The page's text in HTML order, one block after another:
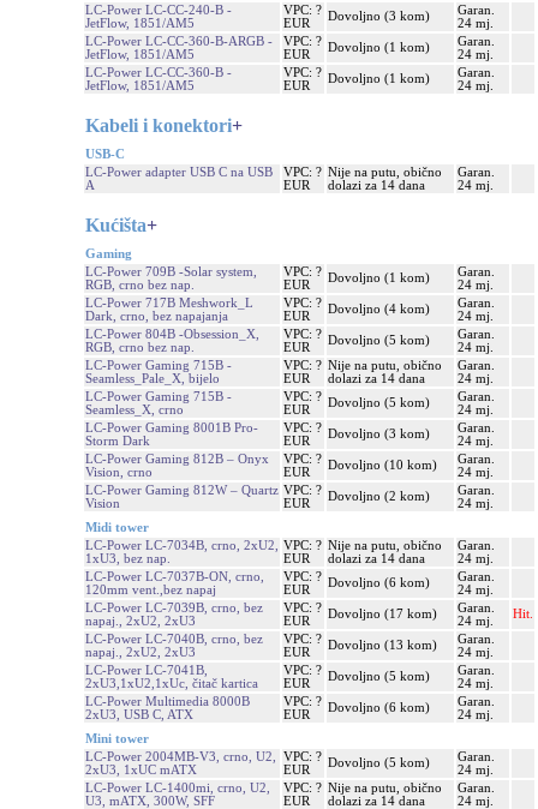
LC-Power LC-CC-240-B -
JetFlow, 1851/AM5
VPC: ?
EUR
Dovoljno (3 kom)
Garan.
24 mj.
LC-Power LC-CC-360-B-ARGB -
JetFlow, 1851/AM5
VPC: ?
EUR
Dovoljno (1 kom)
Garan.
24 mj.
LC-Power LC-CC-360-B -
JetFlow, 1851/AM5
VPC: ?
EUR
Dovoljno (1 kom)
Garan.
24 mj.
Kabeli i konektori+
USB-C
LC-Power adapter USB C na USB
A
VPC: ?
EUR
Nije na putu, obično
dolazi za 14 dana
Garan.
24 mj.
Kućišta+
Gaming
LC-Power 709B -Solar system,
RGB, crno bez nap.
VPC: ?
EUR
Dovoljno (1 kom)
Garan.
24 mj.
LC-Power 717B Meshwork_L
Dark, crno, bez napajanja
VPC: ?
EUR
Dovoljno (4 kom)
Garan.
24 mj.
LC-Power 804B -Obsession_X,
RGB, crno bez nap.
VPC: ?
EUR
Dovoljno (5 kom)
Garan.
24 mj.
LC-Power Gaming 715B -
Seamless_Pale_X, bijelo
VPC: ?
EUR
Nije na putu, obično
dolazi za 14 dana
Garan.
24 mj.
LC-Power Gaming 715B -
Seamless_X, crno
VPC: ?
EUR
Dovoljno (5 kom)
Garan.
24 mj.
LC-Power Gaming 8001B Pro-
Storm Dark
VPC: ?
EUR
Dovoljno (3 kom)
Garan.
24 mj.
LC-Power Gaming 812B – Onyx
Vision, crno
VPC: ?
EUR
Dovoljno (10 kom)
Garan.
24 mj.
LC-Power Gaming 812W – Quartz
Vision
VPC: ?
EUR
Dovoljno (2 kom)
Garan.
24 mj.
Midi tower
LC-Power LC-7034B, crno, 2xU2,
1xU3, bez nap.
VPC: ?
EUR
Nije na putu, obično
dolazi za 14 dana
Garan.
24 mj.
LC-Power LC-7037B-ON, crno,
120mm vent.,bez napaj
VPC: ?
EUR
Dovoljno (6 kom)
Garan.
24 mj.
LC-Power LC-7039B, crno, bez
napaj., 2xU2, 2xU3
VPC: ?
EUR
Dovoljno (17 kom)
Garan.
24 mj.
Hit.
LC-Power LC-7040B, crno, bez
napaj., 2xU2, 2xU3
VPC: ?
EUR
Dovoljno (13 kom)
Garan.
24 mj.
LC-Power LC-7041B,
2xU3,1xU2,1xUc, čitač kartica
VPC: ?
EUR
Dovoljno (5 kom)
Garan.
24 mj.
LC-Power Multimedia 8000B
2xU3, USB C, ATX
VPC: ?
EUR
Dovoljno (6 kom)
Garan.
24 mj.
Mini tower
LC-Power 2004MB-V3, crno, U2,
2xU3, 1xUC mATX
VPC: ?
EUR
Dovoljno (5 kom)
Garan.
24 mj.
LC-Power LC-1400mi, crno, U2,
U3, mATX, 300W, SFF
VPC: ?
EUR
Nije na putu, obično
dolazi za 14 dana
Garan.
24 mj.